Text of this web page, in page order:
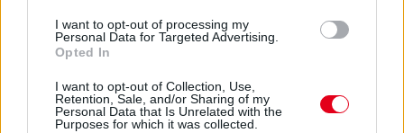
I want to opt-out of processing my
Personal Data for Targeted Advertising.
Opted In
I want to opt-out of Collection, Use,
Retention, Sale, and/or Sharing of my
Personal Data that Is Unrelated with the
Purposes for which it was collected.
„Jó látni, hogy közel az álom” – Camara az F1-es